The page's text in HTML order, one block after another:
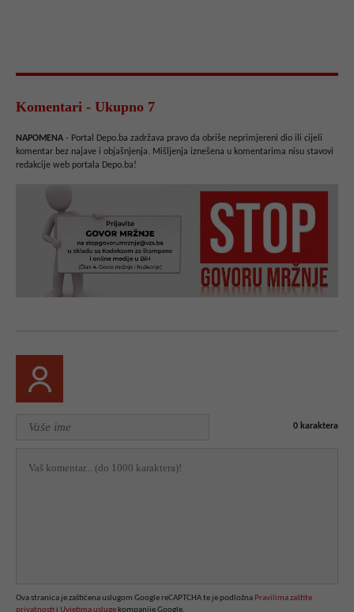
Komentari - Ukupno 7
NAPOMENA - Portal Depo.ba zadržava pravo da obriše neprimjereni dio ili cijeli
komentar bez najave i objašnjenja. Mišljenja iznešena u komentarima nisu stavovi
redakcije web portala Depo.ba!
0 karaktera
Ova stranica je zaštićena uslugom Google reCAPTCHA te je podložna Pravilima zaštite
privatnosti i Uvjetima usluge kompanije Google.